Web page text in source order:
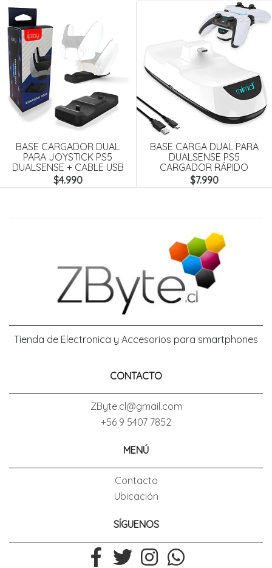
BASE CARGADOR DUAL
PARA JOYSTICK PS5
DUALSENSE + CABLE USB
$4.990
BASE CARGA DUAL PARA
DUALSENSE PS5
CARGADOR RÁPIDO
$7.990
Tienda de Electronica y Accesorios para smartphones
CONTACTO
ZByte.cl@gmail.com
+56 9 5407 7852
MENÚ
Contacto
Ubicación
SÍGUENOS